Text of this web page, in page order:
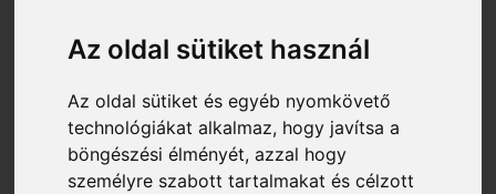
Az oldal sütiket használ
Az oldal sütiket és egyéb nyomkövető
technológiákat alkalmaz, hogy javítsa a
böngészési élményét, azzal hogy
személyre szabott tartalmakat és célzott
1325